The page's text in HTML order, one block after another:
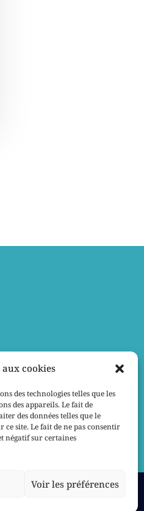
cookies
des technologies telles que les
des appareils. Le fait de
des données telles que le
site. Le fait de ne pas consentir
négatif sur certaines
Voir les préférences